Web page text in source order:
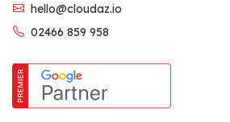
hello@cloudaz.io
02466 859 958